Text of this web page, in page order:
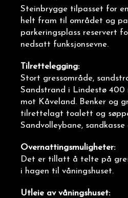
Steinbrygge tilpasset for
helt fram til området og
parkeringsplass reservert
nedsatt funksjonsevne.
Tilrettelegging:
Stort gressområde,
Sandstrand i Lindestø 400
mot Kåveland. Benker og
tilrettelagt toalett og
Sandvolleybane,
Overnattingsmuligheter:
Det er tillatt å telte på
i hagen til våningshuset.
Utleie av våningshuset: